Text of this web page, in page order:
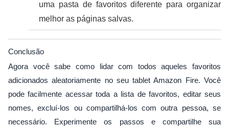
uma pasta de favoritos diferente para organizar
melhor as páginas salvas.
Conclusão
Agora você sabe como lidar com todos aqueles favoritos
adicionados aleatoriamente no seu tablet Amazon Fire. Você
pode facilmente acessar toda a lista de favoritos, editar seus
nomes, excluí-los ou compartilhá-los com outra pessoa, se
necessário. Experimente os passos e compartilhe sua